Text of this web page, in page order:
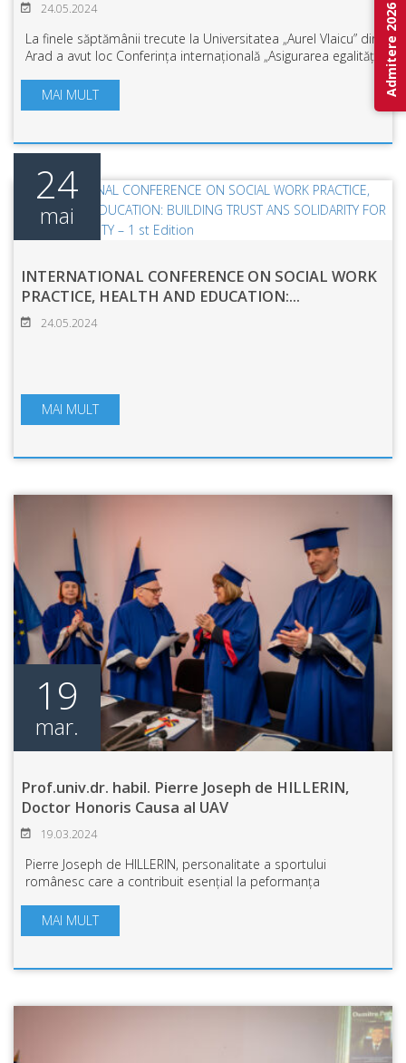
24.05.2024
La finele săptămânii trecute la Universitatea „Aurel Vlaicu” din
Arad a avut loc Conferința internațională „Asigurarea egalității
asistență psihoped...
MAI MULT
24
mai
INTERNATIONAL CONFERENCE ON SOCIAL WORK
PRACTICE, HEALTH AND EDUCATION:...
24.05.2024
MAI MULT
19
mar.
Prof.univ.dr. habil. Pierre Joseph de HILLERIN,
Doctor Honoris Causa al UAV
19.03.2024
Pierre Joseph de HILLERIN, personalitate a sportului
românesc care a contribuit esențial la peformanța
Universității „Aurel Vlaicu” din Arad. C...
MAI MULT
Admitere 2026